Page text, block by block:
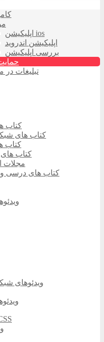
اپلیکیشن ios
اپلیکیشن اندروید
بررسی اپلیکیشن
تبلیغات در
کتاب
کتاب های
کتاب
کتاب های
مجلات
کتاب های درسی و
ویدئوهای